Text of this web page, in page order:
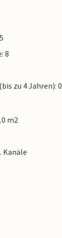
8
zu 4 Jahren): 0
m2
Kanäle